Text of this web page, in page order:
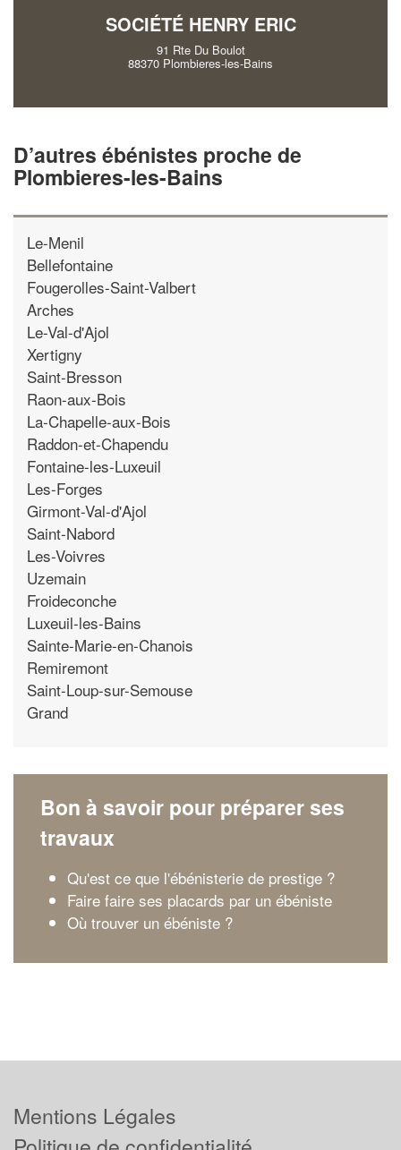
SOCIÉTÉ HENRY ERIC
91 Rte Du Boulot
88370 Plombieres-les-Bains
D’autres ébénistes proche de
Plombieres-les-Bains
Le-Menil
Bellefontaine
Fougerolles-Saint-Valbert
Arches
Le-Val-d'Ajol
Xertigny
Saint-Bresson
Raon-aux-Bois
La-Chapelle-aux-Bois
Raddon-et-Chapendu
Fontaine-les-Luxeuil
Les-Forges
Girmont-Val-d'Ajol
Saint-Nabord
Les-Voivres
Uzemain
Froideconche
Luxeuil-les-Bains
Sainte-Marie-en-Chanois
Remiremont
Saint-Loup-sur-Semouse
Grand
Bon à savoir pour préparer ses
travaux
Qu'est ce que l'ébénisterie de prestige ?
Faire faire ses placards par un ébéniste
Où trouver un ébéniste ?
En savoir plus
Mentions Légales